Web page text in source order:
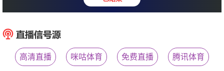
淮安队 : 南
高清直播 咪咕体育 免费直播 腾讯体育